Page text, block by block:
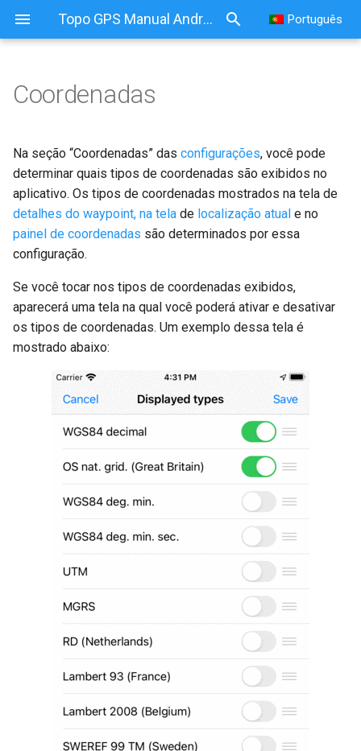
Topo GPS Manual Android Português
Coordenadas
Na seção “Coordenadas” das configurações, você pode
determinar quais tipos de coordenadas são exibidos no
aplicativo. Os tipos de coordenadas mostrados na tela de
detalhes do waypoint, na tela de localização atual e no
painel de coordenadas são determinados por essa
configuração.
Se você tocar nos tipos de coordenadas exibidos,
aparecerá uma tela na qual você poderá ativar e desativar
os tipos de coordenadas. Um exemplo dessa tela é
mostrado abaixo: